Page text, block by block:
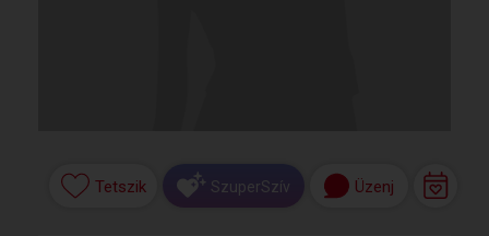
Tetszik SzuperSzív Üzenj